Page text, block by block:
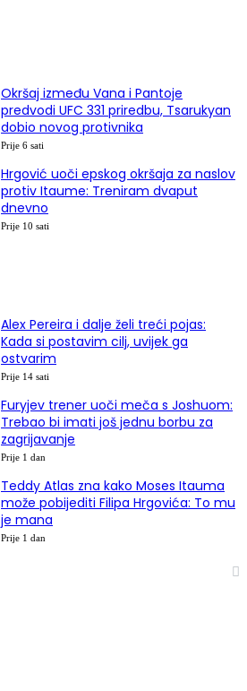
Okršaj između Vana i Pantoje
predvodi UFC 331 priredbu, Tsarukyan
dobio novog protivnika
Prije 6 sati
Hrgović uoči epskog okršaja za naslov
protiv Itaume: Treniram dvaput
dnevno
Prije 10 sati
Alex Pereira i dalje želi treći pojas:
Kada si postavim cilj, uvijek ga
ostvarim
Prije 14 sati
Furyjev trener uoči meča s Joshuom:
Trebao bi imati još jednu borbu za
zagrijavanje
Prije 1 dan
Teddy Atlas zna kako Moses Itauma
može pobijediti Filipa Hrgovića: To mu
je mana
Prije 1 dan